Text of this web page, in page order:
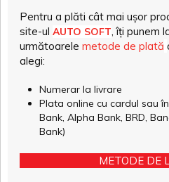
Pentru a plăti cât mai ușor
site-ul AUTO SOFT, îți punem
următoarele metode de plată
alegi:
Numerar la livrare
Plata online cu cardul sau
Bank, Alpha Bank, BRD,
Bank)
METODE DE